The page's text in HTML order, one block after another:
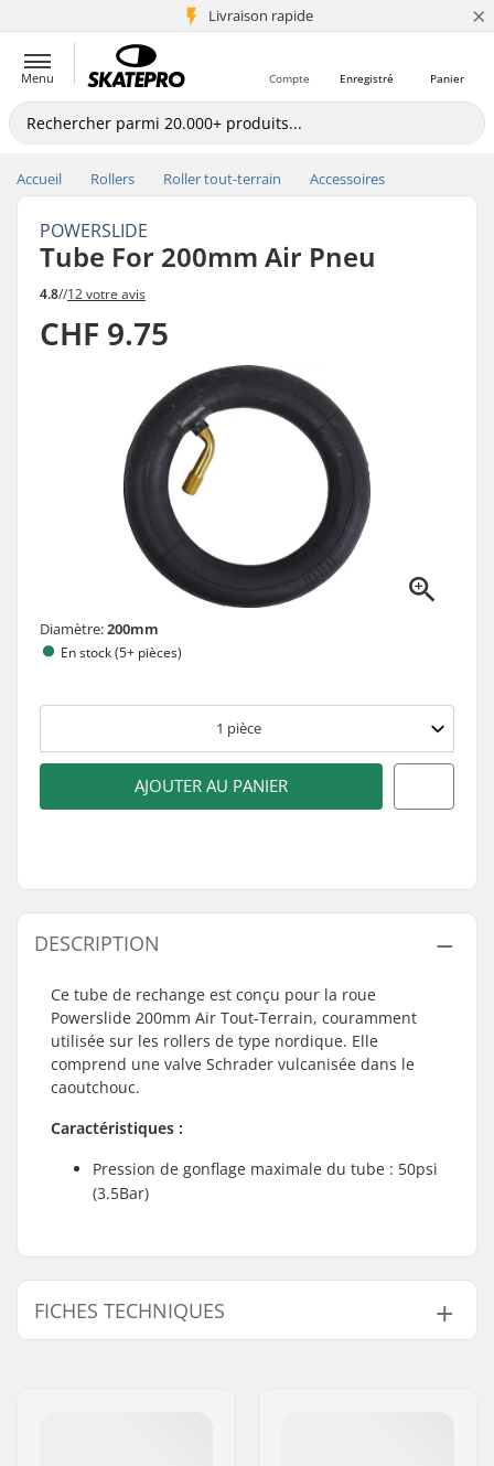
Livraison rapide
+5 mio de clients ×
Menu Panier
Enregistré
Compte
Accueil Rollers Roller tout-terrain Accessoires
POWERSLIDE
Tube For 200mm Air Pneu
4.8//12 votre avis
CHF 9.75
Diamètre:200mm
En stock (5+ pièces)
1 pièce
AJOUTER AU PANIER
DESCRIPTION
Ce tube de rechange est conçu pour la roue
Powerslide 200mm Air Tout-Terrain, couramment
utilisée sur les rollers de type nordique. Elle
comprend une valve Schrader vulcanisée dans le
caoutchouc.
Caractéristiques :
Pression de gonflage maximale du tube : 50psi
(3.5Bar)
FICHES TECHNIQUES